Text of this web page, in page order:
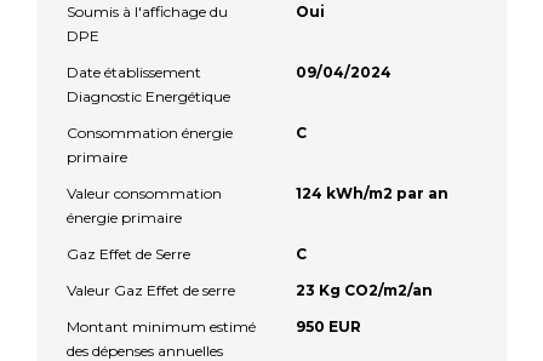
Soumis à l'affichage du
DPE
Oui
Date établissement
Diagnostic Energétique
09/04/2024
Consommation énergie
primaire
C
Valeur consommation
énergie primaire
124 kWh/m2 par an
Gaz Effet de Serre
C
Valeur Gaz Effet de serre
23 Kg CO2/m2/an
Montant minimum estimé
des dépenses annuelles
950 EUR